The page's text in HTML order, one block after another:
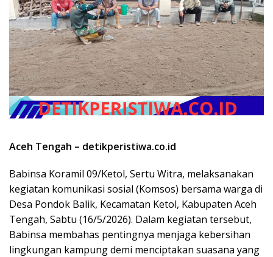
Aceh Tengah – detikperistiwa.co.id
Babinsa Koramil 09/Ketol, Sertu Witra, melaksanakan
kegiatan komunikasi sosial (Komsos) bersama warga di
Desa Pondok Balik, Kecamatan Ketol, Kabupaten Aceh
Tengah, Sabtu (16/5/2026). Dalam kegiatan tersebut,
Babinsa membahas pentingnya menjaga kebersihan
lingkungan kampung demi menciptakan suasana yang